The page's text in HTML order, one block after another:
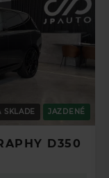
SKLADE JAZDENÉ
D350